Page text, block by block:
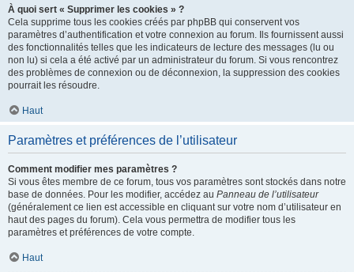
À quoi sert « Supprimer les cookies » ?
Cela supprime tous les cookies créés par phpBB qui conservent vos
paramètres d’authentification et votre connexion au forum. Ils fournissent aussi
des fonctionnalités telles que les indicateurs de lecture des messages (lu ou
non lu) si cela a été activé par un administrateur du forum. Si vous rencontrez
des problèmes de connexion ou de déconnexion, la suppression des cookies
pourrait les résoudre.
Haut
Paramètres et préférences de l’utilisateur
Comment modifier mes paramètres ?
Si vous êtes membre de ce forum, tous vos paramètres sont stockés dans notre
base de données. Pour les modifier, accédez au Panneau de l’utilisateur
(généralement ce lien est accessible en cliquant sur votre nom d’utilisateur en
haut des pages du forum). Cela vous permettra de modifier tous les
paramètres et préférences de votre compte.
Haut